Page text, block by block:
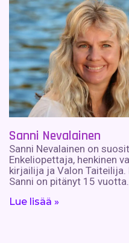
Sanni Nevalainen
Sanni Nevalainen on
Enkeliopettaja, henkinen
kirjailija ja Valon Taiteilija.
Sanni on pitänyt 15 vuotta.
Lue lisää »